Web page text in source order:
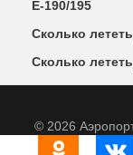
Е-190/195
Сколько
Сколько
© 2026